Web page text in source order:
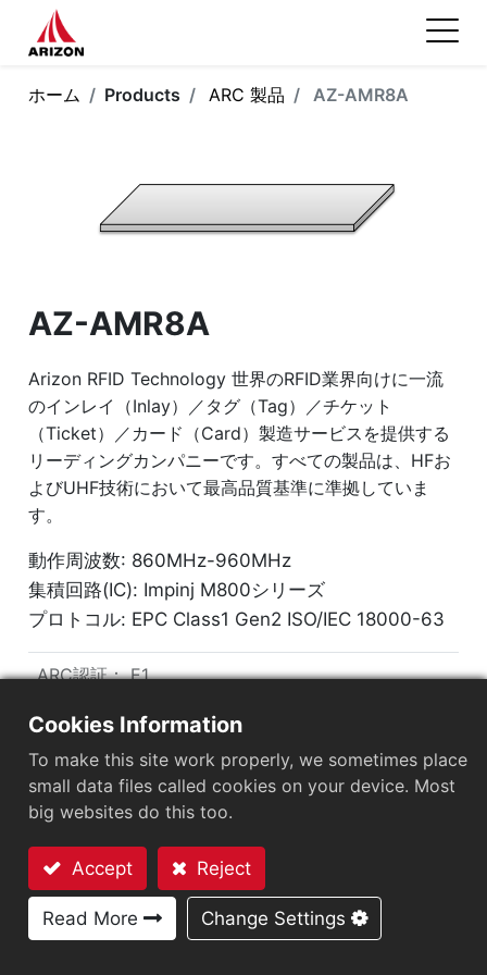
ホーム Products ARC 製品 AZ-AMR8A
AZ-AMR8A
Arizon RFID Technology 世界のRFID業界向けに一流
のインレイ（Inlay）／タグ（Tag）／チケット
（Ticket）／カード（Card）製造サービスを提供する
リーディングカンパニーです。すべての製品は、HFお
よびUHF技術において最高品質基準に準拠していま
す。
動作周波数: 860MHz-960MHz
集積回路(IC): Impinj M800シリーズ
プロトコル: EPC Class1 Gen2 ISO/IEC 18000-63
ARC認証：E1
市場セグメント：小売
チップ：Impinj M800 Series
アンテナサイズ（mm）：
タグのサイズ (mm)：75x35x1.35
EPCメモリ：128 bits/96 bits
User Memory：0/32 bits
お問い合わせ
Cookies Information
To make this site work properly, we sometimes place
small data files called cookies on your device. Most
big websites do this too.
Accept Reject
Read More Change Settings